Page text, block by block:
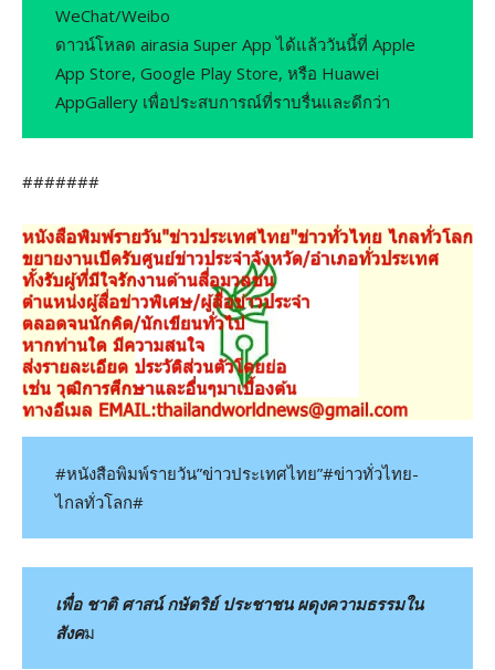
WeChat/Weibo
ดาวน์โหลด airasia Super App ได้แล้ววันนี้ที่ Apple
App Store, Google Play Store, หรือ Huawei
AppGallery เพื่อประสบการณ์ที่ราบรื่นและดีกว่า
#######
#หนังสือพิมพ์รายวัน”ข่าวประเทศไทย”#ข่าวทั่วไทย-
ไกลทั่วโลก#
เพื่อ ชาติ ศาสน์ กษัตริย์ ประชาชน ผดุงความธรรมใน
สังคม